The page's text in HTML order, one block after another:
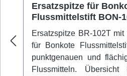
Ersatzspitze für
Flussmittelstift BON-
Ersatzspitze BR-102T
für Bonkote
punktgenauen und
Flussmitteln. Übersicht